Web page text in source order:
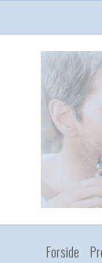
Forside